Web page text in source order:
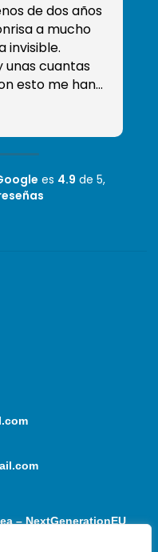
de dos años
a mucho
invisible.
unas cuantas
esto me han
que sea mi
mejor
Mil gracias
es 4.9 de 5,
– NextGenerationEU